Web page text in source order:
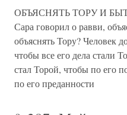
ОБЪЯСНЯТЬ ТОРУ И
Сара говорил о равви,
объяснять Тору? Человек
чтобы все его дела стали
стал Торой, чтобы по его
по его преданности